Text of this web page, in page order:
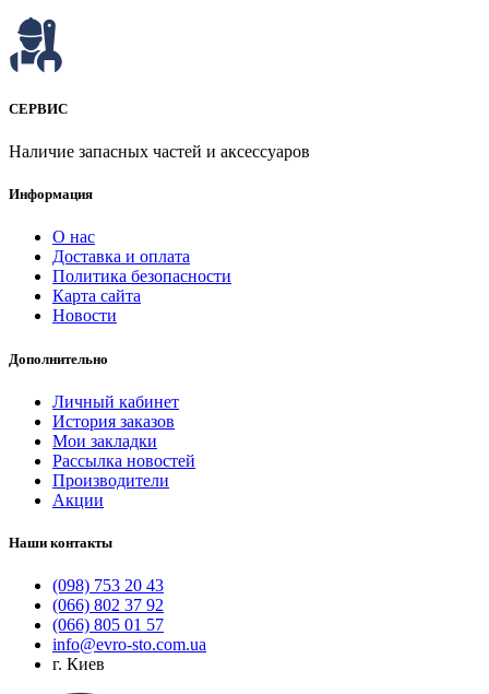
СЕРВИС
Наличие запасных частей и аксессуаров
Информация
О нас
Доставка и оплата
Политика безопасности
Карта сайта
Новости
Дополнительно
Личный кабинет
История заказов
Мои закладки
Рассылка новостей
Производители
Акции
Наши контакты
(098) 753 20 43
(066) 802 37 92
(066) 805 01 57
info@evro-sto.com.ua
г. Киев